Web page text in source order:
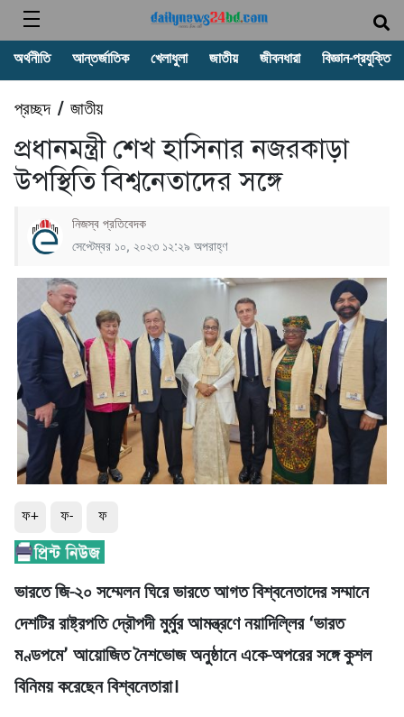
অর্থনীতি আন্তর্জাতিক খেলাধুলা জাতীয় জীবনধারা বিজ্ঞান-প্রযুক্তি
প্রচ্ছদ/ জাতীয়
প্রধানমন্ত্রী শেখ হাসিনার নজরকাড়া
উপস্থিতি বিশ্বনেতাদের সঙ্গে
নিজস্ব প্রতিবেদক
সেপ্টেম্বর ১০, ২০২৩ ১২:২৯ অপরাহ্ণ
ফ+ ফ- ফ
ভারতে জি-২০ সম্মেলন ঘিরে ভারতে আগত বিশ্বনেতাদের সম্মানে
দেশটির রাষ্ট্রপতি দ্রৌপদী মুর্মুর আমন্ত্রণে নয়াদিল্লির ‘ভারত
মণ্ডপমে’ আয়োজিত নৈশভোজ অনুষ্ঠানে একে-অপরের সঙ্গে কুশল
বিনিময় করেছেন বিশ্বনেতারা।